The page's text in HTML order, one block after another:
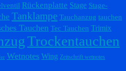
Rückenplatte Stage Stage-
Tanklampe Tauchanzug tauchen
Tauchen Tec Tauchen Trimix
Trockentauchen
Wetnotes Wing Zeitschrift wetnotes